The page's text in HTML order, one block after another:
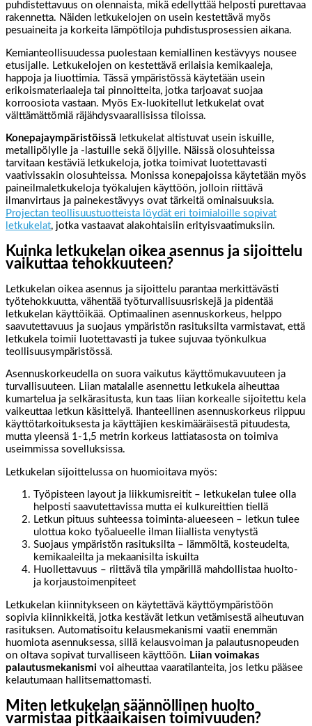
puhdistettavuus on olennaista, mikä edellyttää helposti purettavaa
rakennetta. Näiden letkukelojen on usein kestettävä myös
pesuaineita ja korkeita lämpötiloja puhdistusprosessien aikana.
Kemianteollisuudessa puolestaan kemiallinen kestävyys nousee
etusijalle. Letkukelojen on kestettävä erilaisia kemikaaleja,
happoja ja liuottimia. Tässä ympäristössä käytetään usein
erikoismateriaaleja tai pinnoitteita, jotka tarjoavat suojaa
korroosiota vastaan. Myös Ex-luokitellut letkukelat ovat
välttämättömiä räjähdysvaarallisissa tiloissa.
Konepajaympäristöissä letkukelat altistuvat usein iskuille,
metallipölylle ja -lastuille sekä öljyille. Näissä olosuhteissa
tarvitaan kestäviä letkukeloja, jotka toimivat luotettavasti
vaativissakin olosuhteissa. Monissa konepajoissa käytetään myös
paineilmaletkukeloja työkalujen käyttöön, jolloin riittävä
ilmanvirtaus ja painekestävyys ovat tärkeitä ominaisuuksia.
Projectan teollisuustuotteista löydät eri toimialoille sopivat
letkukelat, jotka vastaavat alakohtaisiin erityisvaatimuksiin.
Kuinka letkukelan oikea asennus ja sijoittelu
vaikuttaa tehokkuuteen?
Letkukelan oikea asennus ja sijoittelu parantaa merkittävästi
työtehokkuutta, vähentää työturvallisuusriskejä ja pidentää
letkukelan käyttöikää. Optimaalinen asennuskorkeus, helppo
saavutettavuus ja suojaus ympäristön rasituksilta varmistavat, että
letkukela toimii luotettavasti ja tukee sujuvaa työnkulkua
teollisuusympäristössä.
Asennuskorkeudella on suora vaikutus käyttömukavuuteen ja
turvallisuuteen. Liian matalalle asennettu letkukela aiheuttaa
kumartelua ja selkärasitusta, kun taas liian korkealle sijoitettu kela
vaikeuttaa letkun käsittelyä. Ihanteellinen asennuskorkeus riippuu
käyttötarkoituksesta ja käyttäjien keskimääräisestä pituudesta,
mutta yleensä 1-1,5 metrin korkeus lattiatasosta on toimiva
useimmissa sovelluksissa.
Letkukelan sijoittelussa on huomioitava myös:
Työpisteen layout ja liikkumisreitit – letkukelan tulee olla
helposti saavutettavissa mutta ei kulkureittien tiellä
Letkun pituus suhteessa toiminta-alueeseen – letkun tulee
ulottua koko työalueelle ilman liiallista venytystä
Suojaus ympäristön rasituksilta – lämmöltä, kosteudelta,
kemikaaleilta ja mekaanisilta iskuilta
Huollettavuus – riittävä tila ympärillä mahdollistaa huolto-
ja korjaustoimenpiteet
Letkukelan kiinnitykseen on käytettävä käyttöympäristöön
sopivia kiinnikkeitä, jotka kestävät letkun vetämisestä aiheutuvan
rasituksen. Automatisoitu kelausmekanismi vaatii enemmän
huomiota asennuksessa, sillä kelausvoiman ja palautusnopeuden
on oltava sopivat turvalliseen käyttöön. Liian voimakas
palautusmekanismi voi aiheuttaa vaaratilanteita, jos letku pääsee
kelautumaan hallitsemattomasti.
Miten letkukelan säännöllinen huolto
varmistaa pitkäaikaisen toimivuuden?